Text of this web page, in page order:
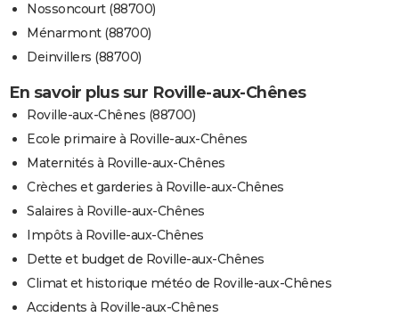
Nossoncourt (88700)
Ménarmont (88700)
Deinvillers (88700)
En savoir plus sur Roville-aux-Chênes
Roville-aux-Chênes (88700)
Ecole primaire à Roville-aux-Chênes
Maternités à Roville-aux-Chênes
Crèches et garderies à Roville-aux-Chênes
Salaires à Roville-aux-Chênes
Impôts à Roville-aux-Chênes
Dette et budget de Roville-aux-Chênes
Climat et historique météo de Roville-aux-Chênes
Accidents à Roville-aux-Chênes